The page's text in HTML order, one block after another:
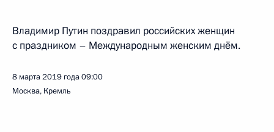
Владимир Путин поздравил российских женщин
с праздником – Международным женским днём.
8 марта 2019 года09:00
Москва, Кремль